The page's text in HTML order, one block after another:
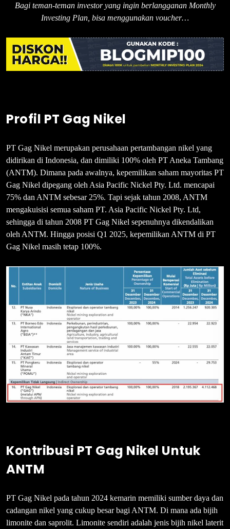
Bagi teman-teman investor yang ingin berlangganan Monthly
Investing Plan, bisa menggunakan voucher…
Profil PT Gag Nikel
PT Gag Nikel merupakan perusahaan pertambangan nikel yang
didirikan di Indonesia, dan dimiliki 100% oleh PT Aneka Tambang
(ANTM). Dimana pada awalnya, kepemilikan saham mayoritas PT
Gag Nikel dipegang oleh Asia Pacific Nickel Pty. Ltd. mencapai
75% dan ANTM sebesar 25%. Tapi sejak tahun 2008, ANTM
mengakuisisi semua saham PT. Asia Pacific Nickel Pty. Ltd,
sehingga di tahun 2008 PT Gag Nikel sepenuhnya dikendalikan
oleh ANTM. Hingga posisi Q1 2025, kepemilikan ANTM di PT
Gag Nikel masih tetap 100%.
Kontribusi PT Gag Nikel Untuk
ANTM
PT Gag Nikel pada tahun 2024 kemarin memiliki sumber daya dan
cadangan nikel yang cukup besar bagi ANTM. Di mana ada bijih
limonite dan saprolit. Limonite sendiri adalah jenis bijih nikel laterit